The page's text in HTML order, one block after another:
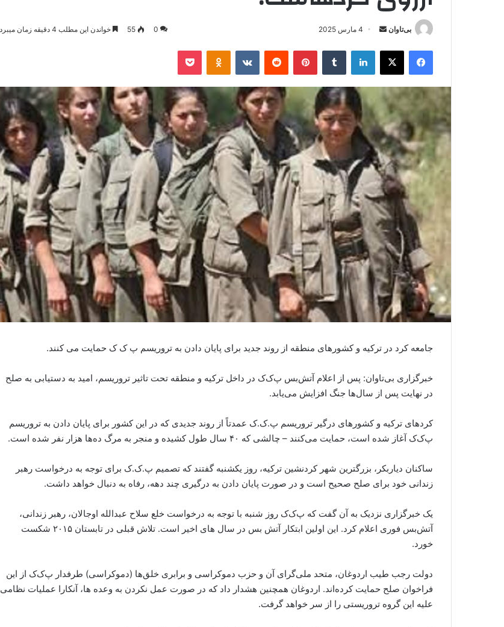
بی‌تاوان
ل
ی
م
ی
ل
4 مارس 2025 0
55 خواندن این مطلب 4 دقیقه زمان میبرد
فیس بوک لینکدین ‫پین‌ترست ‫رددیت
جامعه کرد در ترکیه و کشورهای منطقه از روند جدید برای پایان دادن به تروریسم پ ک ک حمایت می کنند.
خبرگزاری بی‌تاوان: پس از اعلام آتش‌بس پ‌ک‌ک در داخل ترکیه و منطقه تحت تاثیر تروریسم، امید به دستیابی به صلح
در نهایت پس از سال‌ها جنگ افزایش می‌یابد.
کردهای ترکیه و کشورهای درگیر تروریسم پ.ک.ک عمدتاً از روند جدیدی که در این کشور برای پایان دادن به تروریسم
پ‌ک‌ک آغاز شده است، حمایت می‌کنند – چالشی که ۴۰ سال طول کشیده و منجر به مرگ ده‌ها هزار نفر شده است.
ساکنان دیاربکر، بزرگترین شهر کردنشین ترکیه، روز یکشنبه گفتند که تصمیم پ.ک.ک برای توجه به درخواست رهبر
زندانی خود برای صلح صحیح است و در صورت پایان دادن به درگیری چند دهه، رفاه به دنبال خواهد داشت.
یک خبرگزاری نزدیک به آن گفت که پ‌ک‌ک روز شنبه با توجه به درخواست خلع سلاح عبدالله اوجالان، رهبر زندانی،
آتش‌بس فوری اعلام کرد. این اولین ابتکار آتش بس در سال های اخیر است. تلاش قبلی در تابستان ۲۰۱۵ شکست
خورد.
دولت رجب طیب اردوغان، متحد ملی‌گرای آن و حزب دموکراسی و برابری خلق‌ها (دموکراسی) طرفدار پ‌ک‌ک از این
فراخوان صلح حمایت کرده‌اند. اردوغان همچنین هشدار داد که در صورت عمل نکردن به وعده ها، آنکارا عملیات نظامی
علیه این گروه تروریستی را از سر خواهد گرفت.